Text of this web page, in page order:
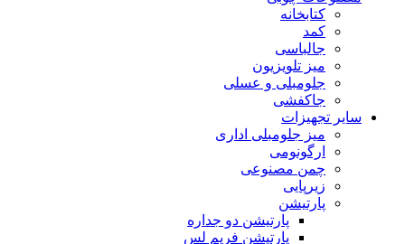
کتابخانه
کمد
جالباسی
میز تلویزیون
جلومبلی و عسلی
جاکفشی
سایر تجهیزات
میز جلومبلی اداری
ارگونومی
چمن مصنوعی
زیرپایی
پارتیشن
پارتیشن دو جداره
پارتیشن فریم لس